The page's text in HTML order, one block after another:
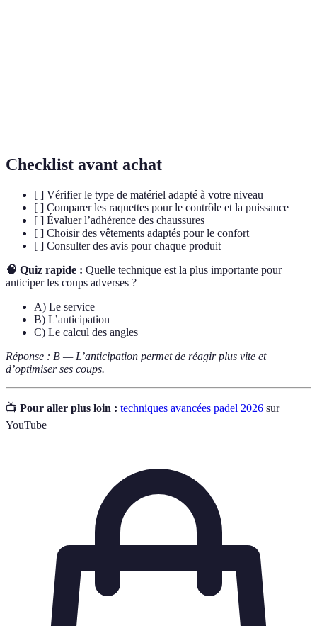
Checklist avant achat
[ ] Vérifier le type de matériel adapté à votre niveau
[ ] Comparer les raquettes pour le contrôle et la puissance
[ ] Évaluer l’adhérence des chaussures
[ ] Choisir des vêtements adaptés pour le confort
[ ] Consulter des avis pour chaque produit
🧠 Quiz rapide : Quelle technique est la plus importante pour
anticiper les coups adverses ?
A) Le service
B) L’anticipation
C) Le calcul des angles
Réponse : B — L’anticipation permet de réagir plus vite et
d’optimiser ses coups.
📺 Pour aller plus loin : techniques avancées padel 2026 sur
YouTube